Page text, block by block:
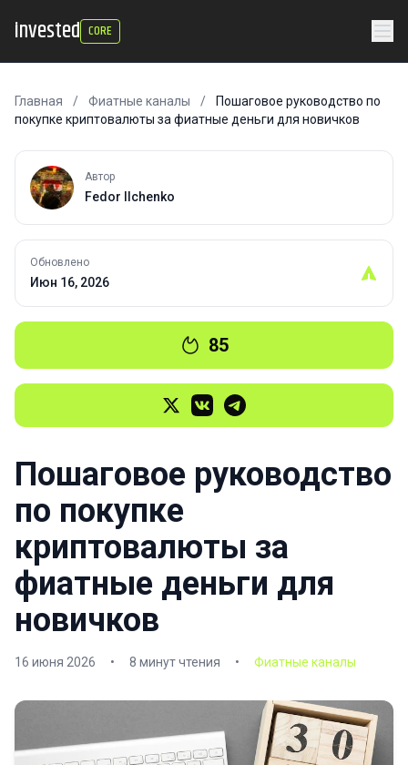
invested CORE
Главная / Фиатные каналы /
Пошаговое руководство по
покупке криптовалюты за фиатные деньги для новичков
Автор
Fedor Ilchenko
Обновлено
Июн 16, 2026
85
Пошаговое руководство
по покупке
криптовалюты за
фиатные деньги для
новичков
16 июня 2026 • 8 минут чтения • Фиатные каналы